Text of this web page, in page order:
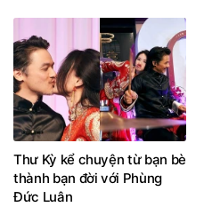
Thư Kỳ kể chuyện từ bạn bè
thành bạn đời với Phùng
Đức Luân